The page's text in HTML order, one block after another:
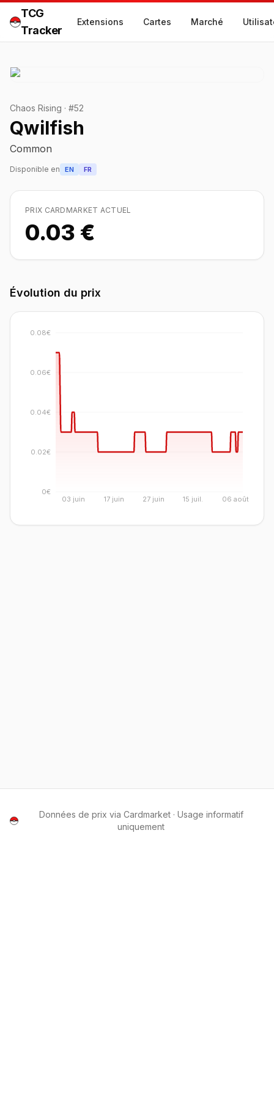
TCG
Tracker
Extensions Cartes Marché
Chaos Rising · #52
Qwilfish
Common
Disponible en EN FR
PRIX CARDMARKET ACTUEL
0.03 €
Évolution du prix
03 juin 17 juin 27 juin 15 juil. 06 août
0€
0.02€
0.04€
0.06€
0.08€
Données de prix via Cardmarket · Usage informatif
uniquement